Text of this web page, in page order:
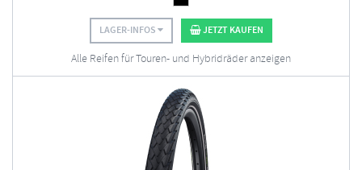
LAGER-INFOS JETZT KAUFEN
Alle Reifen für Touren- und Hybridräder anzeigen